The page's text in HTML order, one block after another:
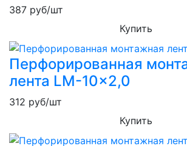
387 руб/шт
Купить
Перфорированная
лента LM-10x2,0
312 руб/шт
Купить